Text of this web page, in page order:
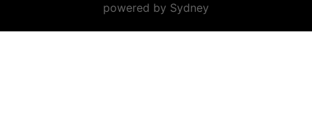
powered by Sydney